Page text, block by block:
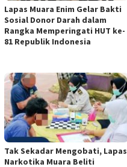
Lapas Muara Enim Gelar Bakti
Sosial Donor Darah dalam
Rangka Memperingati HUT ke-
81 Republik Indonesia
Tak Sekadar Mengobati, Lapas
Narkotika Muara Beliti